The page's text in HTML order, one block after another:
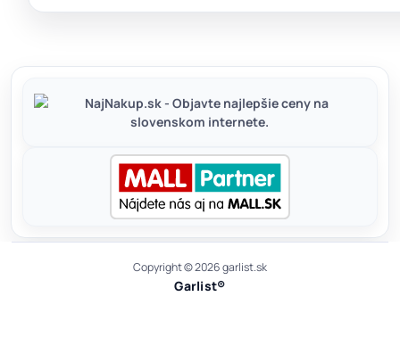
Copyright © 2026 garlist.sk